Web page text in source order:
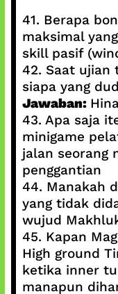
41. Berapa
maksimal
skill pasif
42. Saat ujian
siapa yang
Jawaban:
43. Apa saja
minigame
jalan seorang
penggantian
44. Manakah
yang tidak
wujud
45. Kapan
High ground
ketika inner
manapun